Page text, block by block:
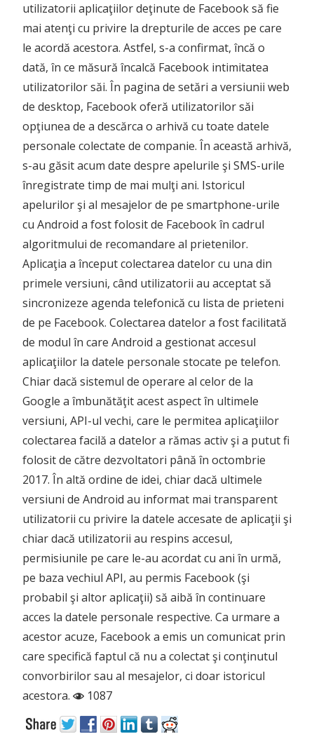
utilizatorii aplicaţiilor deţinute de Facebook să fie
mai atenţi cu privire la drepturile de acces pe care
le acordă acestora. Astfel, s-a confirmat, încă o
dată, în ce măsură încalcă Facebook intimitatea
utilizatorilor săi. În pagina de setări a versiunii web
de desktop, Facebook oferă utilizatorilor săi
opţiunea de a descărca o arhivă cu toate datele
personale colectate de companie. În această arhivă,
s-au găsit acum date despre apelurile şi SMS-urile
înregistrate timp de mai mulţi ani. Istoricul
apelurilor şi al mesajelor de pe smartphone-urile
cu Android a fost folosit de Facebook în cadrul
algoritmului de recomandare al prietenilor.
Aplicaţia a început colectarea datelor cu una din
primele versiuni, când utilizatorii au acceptat să
sincronizeze agenda telefonică cu lista de prieteni
de pe Facebook. Colectarea datelor a fost facilitată
de modul în care Android a gestionat accesul
aplicaţiilor la datele personale stocate pe telefon.
Chiar dacă sistemul de operare al celor de la
Google a îmbunătăţit acest aspect în ultimele
versiuni, API-ul vechi, care le permitea aplicaţiilor
colectarea facilă a datelor a rămas activ şi a putut fi
folosit de către dezvoltatori până în octombrie
2017. În altă ordine de idei, chiar dacă ultimele
versiuni de Android au informat mai transparent
utilizatorii cu privire la datele accesate de aplicaţii şi
chiar dacă utilizatorii au respins accesul,
permisiunile pe care le-au acordat cu ani în urmă,
pe baza vechiul API, au permis Facebook (şi
probabil şi altor aplicaţii) să aibă în continuare
acces la datele personale respective. Ca urmare a
acestor acuze, Facebook a emis un comunicat prin
care specifică faptul că nu a colectat şi conţinutul
convorbirilor sau al mesajelor, ci doar istoricul
acestora.
1087